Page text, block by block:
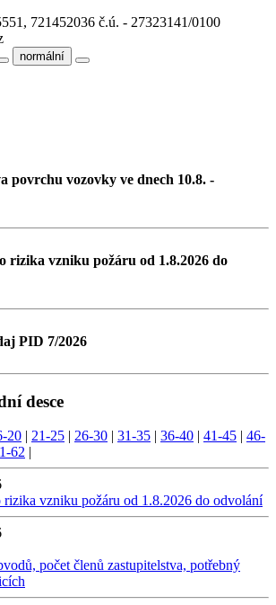
721452036 č.ú. - 27323141/0100
normální
povrchu vozovky ve dnech 10.8. -
rizika vzniku požáru od 1.8.2026 do
PID 7/2026
desce
20 21-25 26-30 31-35 36-40 41-45
46-
62
rizika vzniku požáru od 1.8.2026 do odvolání
počet členů zastupitelstva, potřebný